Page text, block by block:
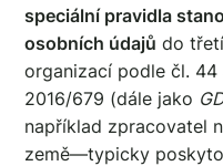
speciální pravidla
osobních údajů do
organizací podle čl. 44
2016/679 (dále jako
například zpracovatel
země—typicky